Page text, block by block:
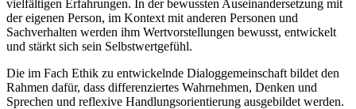
vielfältigen Erfahrungen. In der bewussten Auseinandersetzung mit
der eigenen Person, im Kontext mit anderen Personen und
Sachverhalten werden ihm Wertvorstellungen bewusst, entwickelt
und stärkt sich sein Selbstwertgefühl.
Die im Fach Ethik zu entwickelnde Dialoggemeinschaft bildet den
Rahmen dafür, dass differenziertes Wahrnehmen, Denken und
Sprechen und reflexive Handlungsorientierung ausgebildet werden.